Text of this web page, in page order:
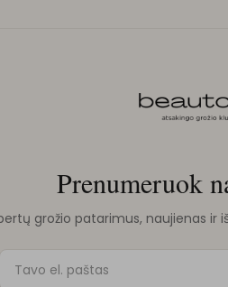
Prenumeruok
grožio patarimus, naujienas ir